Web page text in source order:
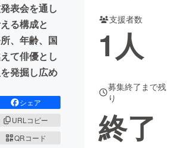
Social Good
CAMPFIRE Creation
るさと納税machi-ya コミュニティ
表会を通し
る構成と
、年齢、国
て俳優とし
発掘し広め
シェア
URLコピー
QRコード
支援者数
1人
募集終了まで残
り
終了